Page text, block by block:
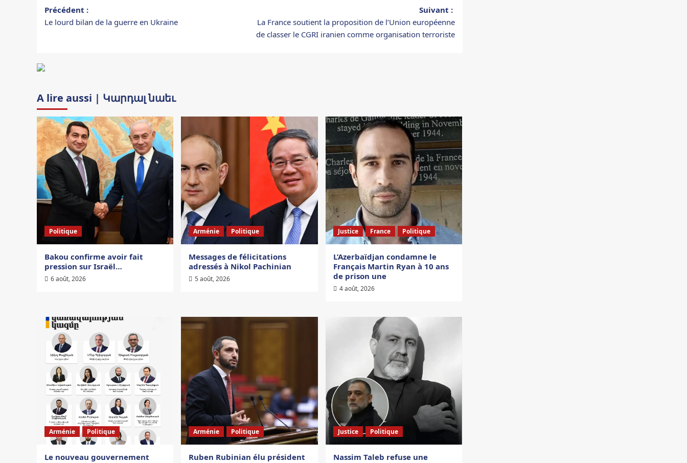
Navigation
Précédent :
Le lourd bilan de la guerre en Ukraine
Suivant :
La France soutient la proposition de l’Union européenne
de classer le CGRI iranien comme organisation terroriste
A lire aussi | Կարդալ նաեւ
Politique
Bakou confirme avoir fait
pression sur Israël…
6 août, 2026
Arménie Politique
Messages de félicitations
adressés à Nikol Pachinian
5 août, 2026
Justice France Politique
L’Azerbaïdjan condamne le
Français Martin Ryan à 10 ans
de prison une
4 août, 2026
Arménie Politique
Le nouveau gouvernement
Arménie Politique
Ruben Rubinian élu président
Justice Politique
Nassim Taleb refuse une